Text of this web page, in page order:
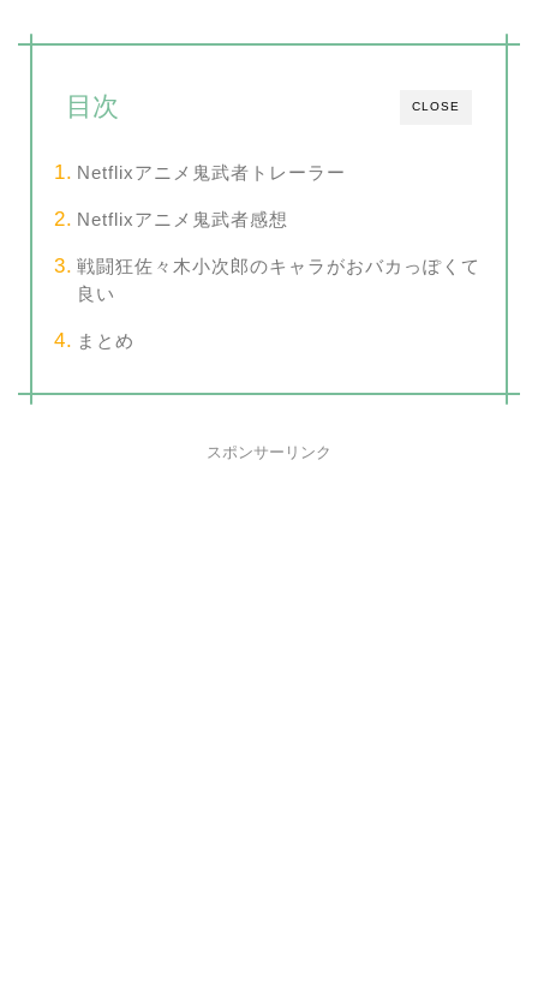
CLOSE
目次
Netflixアニメ鬼武者トレーラー
Netflixアニメ鬼武者感想
戦闘狂佐々木小次郎のキャラがおバカっぽくて
良い
まとめ
スポンサーリンク